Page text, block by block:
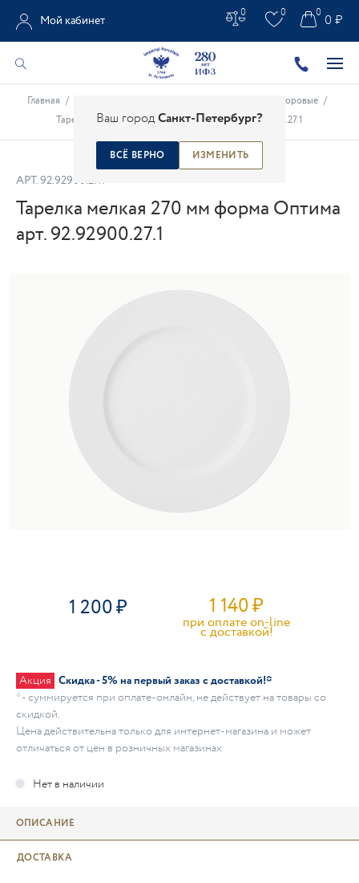
Ваш городСанкт-Петербург?
ВСЁ ВЕРНО ИЗМЕНИТЬ
Мой кабинет
0 0 0 ₽
0
Главная / Тарелки белые фарфоровые /
Тарелка мелкая 270 мм форма Оптима арт. 92.92900.27.1
АРТ.92.92900.27.1
Тарелка мелкая 270 мм форма Оптима
арт. 92.92900.27.1
1 200 1 140₽
при оплате on-line
c доставкой!
Акция Скидка - 5% на первый заказ с доставкой!*
* - суммируется при оплате-онлайн, не действует на товары со
скидкой.
Цена действительна только для интернет-магазина и может
отличаться от цен в розничных магазинах
ОПИСАНИЕ
ДОСТАВКА